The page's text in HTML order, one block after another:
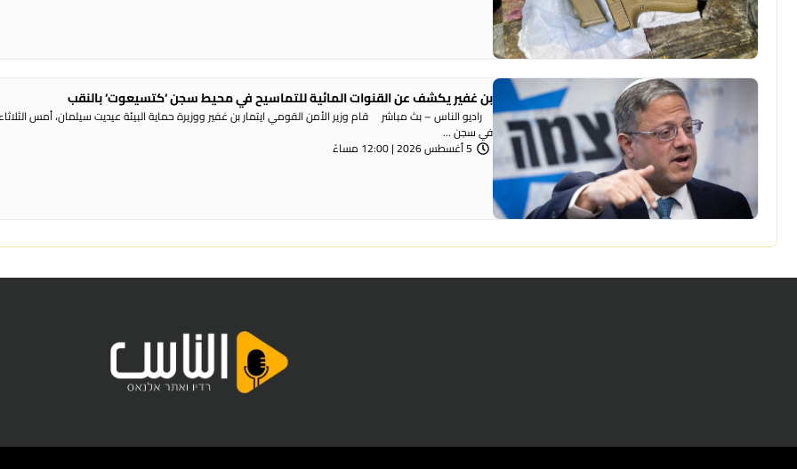
بن غفير يكشف عن القنوات المائية للتماسيح في محيط سجن ‘كتسيعوت‘ بالنقب
راديو الناس – بث مباشر قام وزير الأمن القومي ايتمار بن غفير ووزيرة حماية البيئة عيديت سيلمان، أمس
في سجن ...
5 أغسطس 2026 | 12:00 مساءً